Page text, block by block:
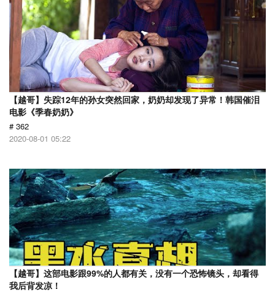
【越哥】失踪12年的孙女突然回家，奶奶却发现了异常！韩国催泪
电影《季春奶奶》
# 362
2020-08-01 05:22
【越哥】这部电影跟99%的人都有关，没有一个恐怖镜头，却看得
我后背发凉！